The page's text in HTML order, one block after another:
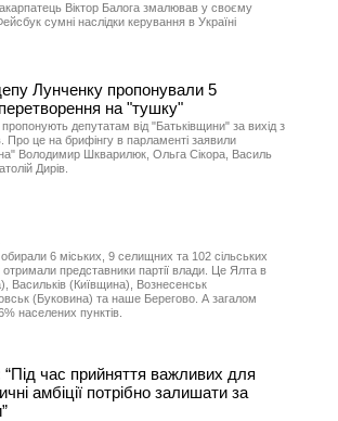
Віктор Балога змалював у своєму
сумні наслідки керування в Україні
Лунченку пропонували 5
на "тушку"
пропонують депутатам від "Батьківщини" за вихід з
Про це на брифінгу в парламенті заявили
Володимир Шкварилюк, Ольга Сікора, Василь
Дирів.
6 міських, 9 селищних та 102 сільських
отримали представники партії влади. Це Ялта в
Васильків (Київщина), Вознесенськ
(Буковина) та наше Берегово. А загалом
населених пунктів.
час прийняття важливих для
амбіції потрібно залишати за